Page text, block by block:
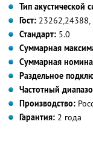
Тип акустической
Гост:
Стандарт: 5.0
Суммарная
Суммарная
Раздельное
Частотный
Производство:
Гарантия: 2 года